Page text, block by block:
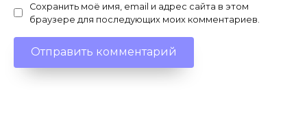
Сохранить моё имя, email и адрес сайта в этом
браузере для последующих моих комментариев.